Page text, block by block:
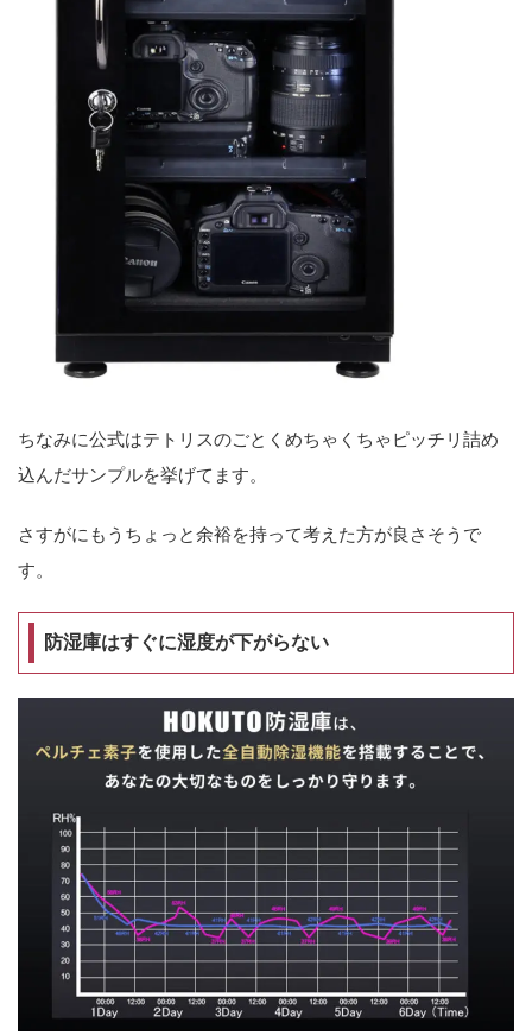
ちなみに公式はテトリスのごとくめちゃくちゃピッチリ詰め
込んだサンプルを挙げてます。
さすがにもうちょっと余裕を持って考えた方が良さそうで
す。
防湿庫はすぐに湿度が下がらない